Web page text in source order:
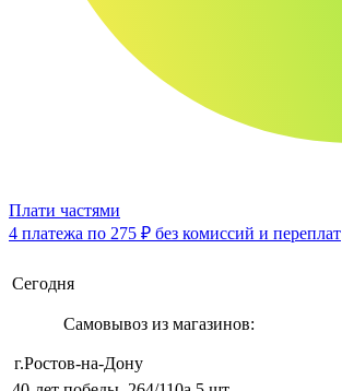
Плати частями
4 платежа по 275 ₽ без комиссий и переплат
Сегодня
Самовывоз из магазинов:
г.Ростов-на-Дону